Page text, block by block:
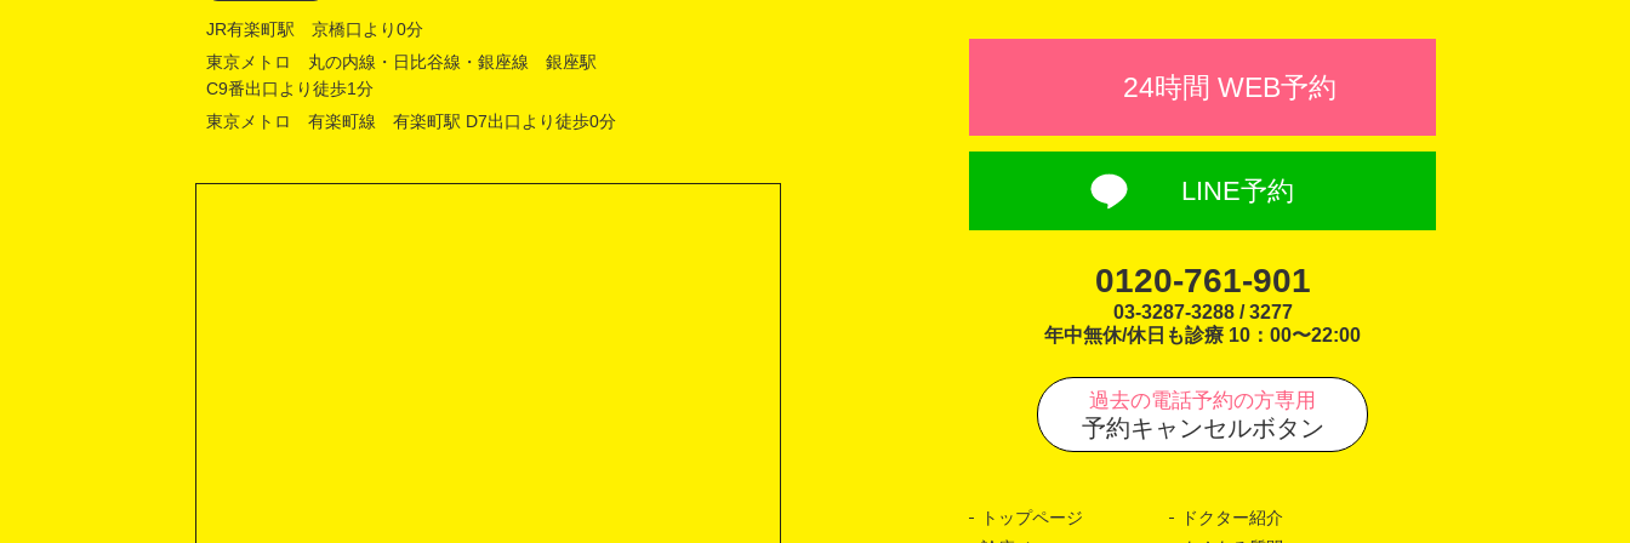
JR有楽町駅 京橋口より0分
東京メトロ 丸の内線・日比谷線・銀座線 銀座駅
C9番出口より徒歩1分
東京メトロ 有楽町線 有楽町駅 D7出口より徒歩0分
24時間 WEB予約
LINE予約
0120-761-901
03-3287-3288 / 3277
年中無休/休日も診療 10：00〜22:00
過去の電話予約の方専用
予約キャンセルボタン
トップページ
ドクター紹介